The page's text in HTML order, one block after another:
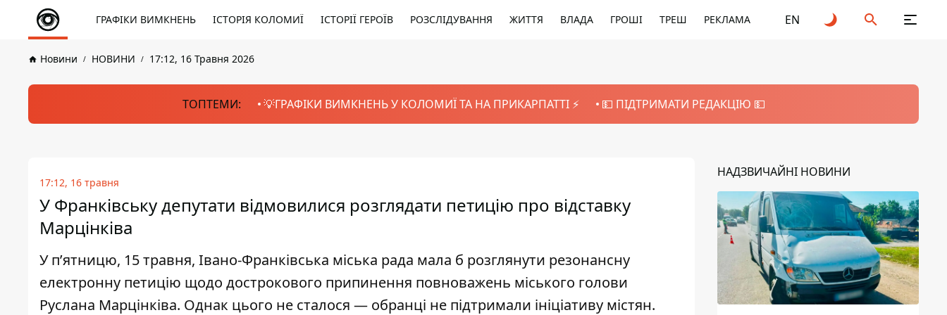
ГРАФІКИ ВИМКНЕНЬ ІСТОРІЯ КОЛОМИЇ ІСТОРІЇ ГЕРОЇВ РОЗСЛІДУВАННЯ ЖИТТЯ ВЛАДА ГРОШІ ТРЕШ РЕКЛАМА EN
Новини НОВИНИ 17:12, 16 Травня 2026
ТОПТЕМИ: 💡ГРАФІКИ ВИМКНЕНЬ У КОЛОМИЇ ТА НА ПРИКАРПАТТІ ⚡️ 💵 ПІДТРИМАТИ РЕДАКЦІЮ 💵
17:12, 16 травня
У Франківську депутати відмовилися розглядати петицію про відставку
Марцінківа
У пʼятницю, 15 травня, Івано-Франківська міська рада мала б розглянути резонансну
електронну петицію щодо дострокового припинення повноважень міського голови
Руслана Марцінківа. Однак цього не сталося — обранці не підтримали ініціативу містян.
НАДЗВИЧАЙНІ НОВИНИ